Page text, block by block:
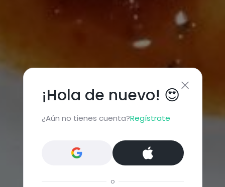
¡Hola de nuevo! 😍
¿Aún no tienes cuenta?Regístrate
o